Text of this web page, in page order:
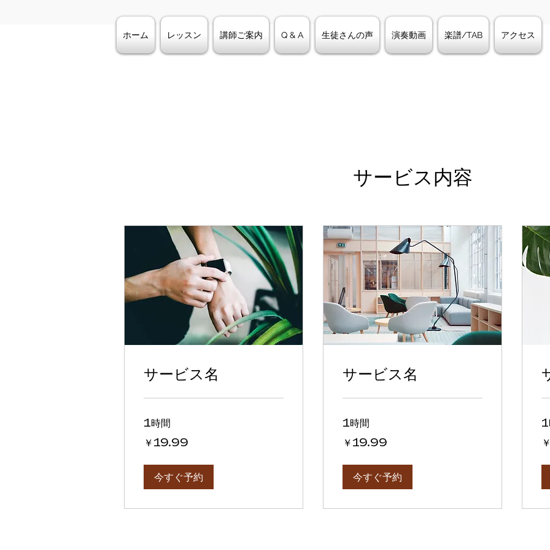
ホーム レッスン 講師ご案内 Q & A 生徒さんの声 演奏動画 楽譜/TAB アクセス
サービス内容
サービス名
1時間
円
￥19.99
今すぐ予約
サービス名
1時間
円
￥19.99
今すぐ予約
1
円